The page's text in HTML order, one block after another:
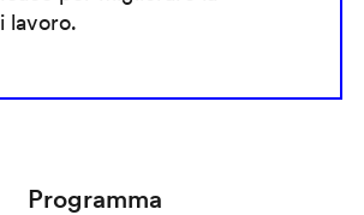
lavoro.
Programma